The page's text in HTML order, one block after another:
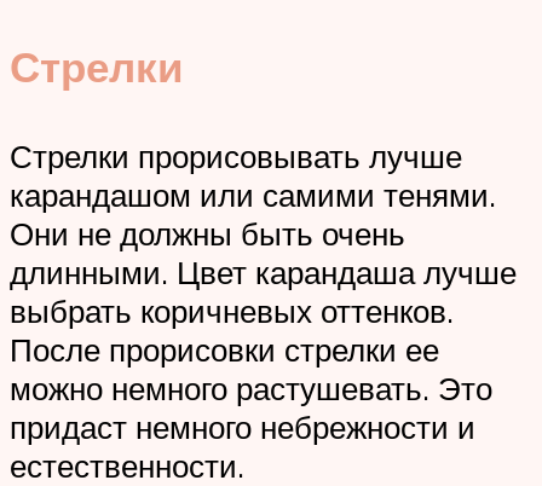
Стрелки
Стрелки прорисовывать лучше
карандашом или самими тенями.
Они не должны быть очень
длинными. Цвет карандаша лучше
выбрать коричневых оттенков.
После прорисовки стрелки ее
можно немного растушевать. Это
придаст немного небрежности и
естественности.